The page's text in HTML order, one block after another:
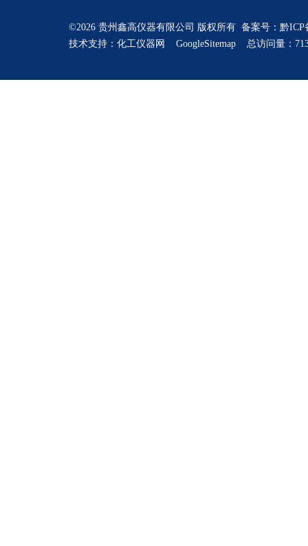
©2026 贵州鑫高仪器有限公司 版权所有 备案号： 黔ICP
技术支持： 化工仪器网 GoogleSitemap 总访问量：